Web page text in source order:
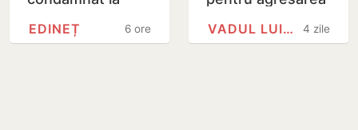
închisoare pentru
6 ore
EDINEȚ 4 zile
VADUL LUI VODĂ